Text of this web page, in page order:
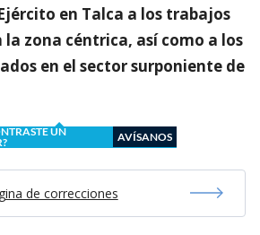
en Talca a los trabajos
zona céntrica, así como a los
en el sector surponiente de
UN
AVÍSANOS
de correcciones